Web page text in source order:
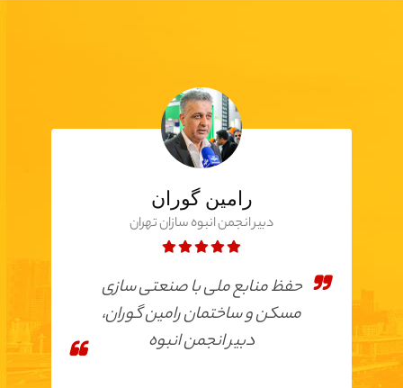
رامین گوران
دبیر انجمن انبوه سازان تهران
حفظ منابع ملی با صنعتی سازی
مسکن و ساختمان رامین گوران،
دبیر انجمن انبوه